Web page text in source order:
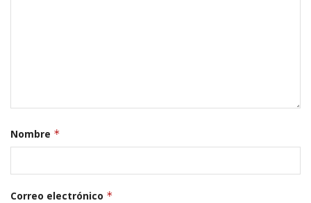
Nombre *
Correo electrónico *